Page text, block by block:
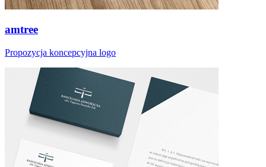
amtree
Propozycja koncepcyjna logo